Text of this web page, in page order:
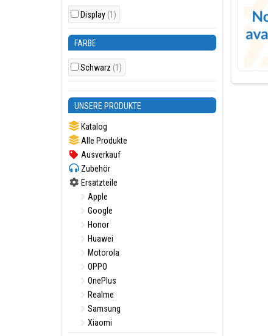
Display (1)
FARBE
Schwarz (1)
UNSERE PRODUKTE
Katalog
Alle Produkte
Ausverkauf
Zubehör
Ersatzteile
Apple
Google
Honor
Huawei
Motorola
OPPO
OnePlus
Realme
Samsung
Xiaomi